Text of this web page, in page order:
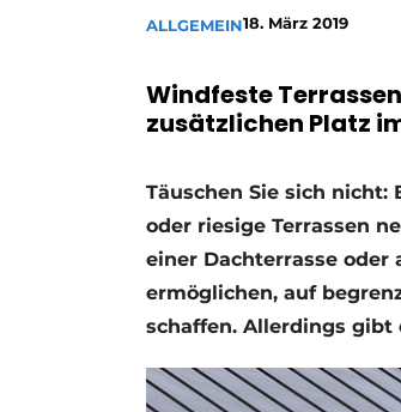
Ein Stellenangebot
Videos
ALLGEMEIN18. März 2019
Windfeste
zusätzlichen Platz
Täuschen Sie sich
oder riesige Terrassen
einer Dachterrasse oder
ermöglichen, auf
schaffen. Allerdings gibt